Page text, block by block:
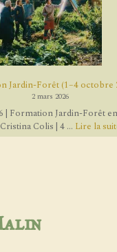
Jardin-Forêt (1–4 octobre
2 mars 2026
| Formation Jardin-Forêt
Colis | 4 ... Lire la